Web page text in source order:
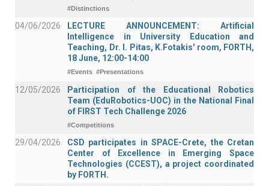
#Distinctions
04/06/2026
LECTURE ANNOUNCEMENT: Artificial
Intelligence in University Education and
Teaching, Dr. I. Pitas, K.Fotakis' room, FORTH,
18 June, 12:00-14:00
#Events #Presentations
12/05/2026
Participation of the Educational Robotics
Team (EduRobotics-UOC) in the National Final
of FIRST Tech Challenge 2026
#Competitions
29/04/2026
CSD participates in SPACE-Crete, the Cretan
Center of Excellence in Emerging Space
Technologies (CCEST), a project coordinated
by FORTH.